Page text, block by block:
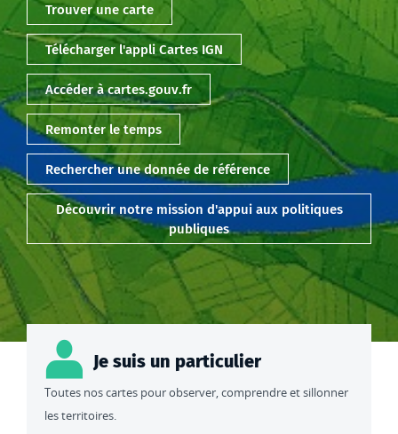
Trouver une carte
Télécharger l'appli Cartes IGN
Accéder à cartes.gouv.fr
Remonter le temps
Rechercher une donnée de référence
Découvrir notre mission d'appui aux politiques
publiques
Je suis un particulier
Toutes nos cartes pour observer, comprendre et sillonner
les territoires.